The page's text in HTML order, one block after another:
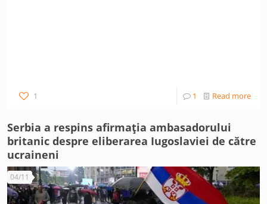
1 1 Read more
Serbia a respins afirmația ambasadorului
britanic despre eliberarea Iugoslaviei de către
ucraineni
04/11